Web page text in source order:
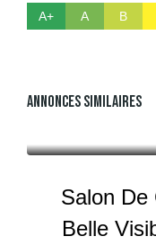
A+ A B
Annonces Similaires
Salon De
Belle